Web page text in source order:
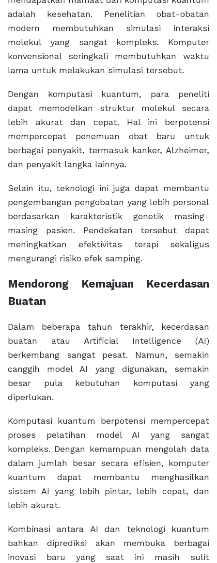
adalah kesehatan. Penelitian obat-obatan
modern membutuhkan simulasi interaksi
molekul yang sangat kompleks. Komputer
konvensional seringkali membutuhkan waktu
lama untuk melakukan simulasi tersebut.
Dengan komputasi kuantum, para peneliti
dapat memodelkan struktur molekul secara
lebih akurat dan cepat. Hal ini berpotensi
mempercepat penemuan obat baru untuk
berbagai penyakit, termasuk kanker, Alzheimer,
dan penyakit langka lainnya.
Selain itu, teknologi ini juga dapat membantu
pengembangan pengobatan yang lebih personal
berdasarkan karakteristik genetik masing-
masing pasien. Pendekatan tersebut dapat
meningkatkan efektivitas terapi sekaligus
mengurangi risiko efek samping.
Mendorong Kemajuan Kecerdasan
Buatan
Dalam beberapa tahun terakhir, kecerdasan
buatan atau Artificial Intelligence (AI)
berkembang sangat pesat. Namun, semakin
canggih model AI yang digunakan, semakin
besar pula kebutuhan komputasi yang
diperlukan.
Komputasi kuantum berpotensi mempercepat
proses pelatihan model AI yang sangat
kompleks. Dengan kemampuan mengolah data
dalam jumlah besar secara efisien, komputer
kuantum dapat membantu menghasilkan
sistem AI yang lebih pintar, lebih cepat, dan
lebih akurat.
Kombinasi antara AI dan teknologi kuantum
bahkan diprediksi akan membuka berbagai
inovasi baru yang saat ini masih sulit